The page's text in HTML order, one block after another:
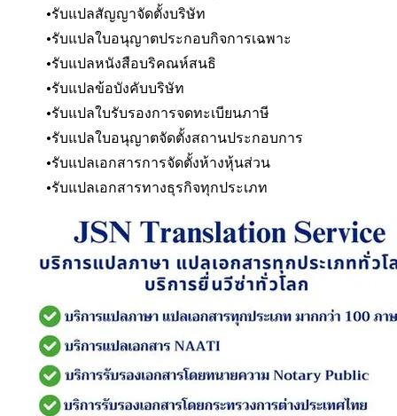
รับแปลสัญญาจัดตั้งบริษัท
รับแปลใบอนุญาตประกอบกิจการเฉพาะ
รับแปลหนังสือบริคณห์สนธิ
รับแปลข้อบังคับบริษัท
รับแปลใบรับรองการจดทะเบียนภาษี
รับแปลใบอนุญาตจัดตั้งสถานประกอบการ
รับแปลเอกสารการจัดตั้งห้างหุ้นส่วน
รับแปลเอกสารทางธุรกิจทุกประเภท